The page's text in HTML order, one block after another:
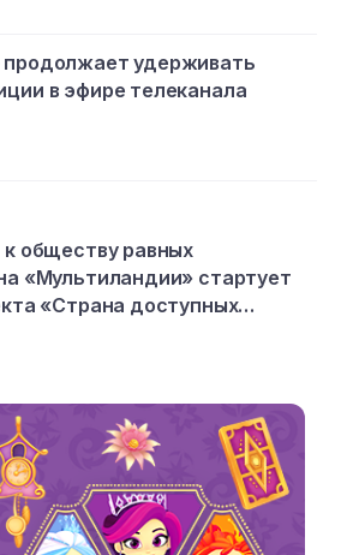
удерживать
в эфире телеканала
обществу равных
«Мультиландии» стартует
«Страна доступных